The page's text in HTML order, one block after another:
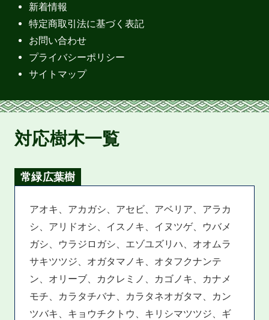
新着情報
特定商取引法に基づく表記
お問い合わせ
プライバシーポリシー
サイトマップ
対応樹木一覧
常緑広葉樹
アオキ、アカガシ、アセビ、アベリア、アラカ
シ、アリドオシ、イスノキ、イヌツゲ、ウバメ
ガシ、ウラジロガシ、エゾユズリハ、オオムラ
サキツツジ、オガタマノキ、オタフクナンテ
ン、オリーブ、カクレミノ、カゴノキ、カナメ
モチ、カラタチバナ、カラタネオガタマ、カン
ツバキ、キョウチクトウ、キリシマツツジ、ギ